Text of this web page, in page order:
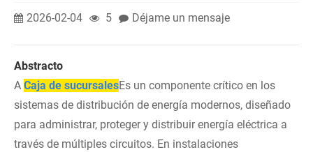
2026-02-04 5 Déjame un mensaje
Abstracto
A Caja de sucursalesEs un componente crítico en los
sistemas de distribución de energía modernos, diseñado
para administrar, proteger y distribuir energía eléctrica a
través de múltiples circuitos. En instalaciones